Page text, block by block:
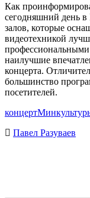
Как
сегодняшний день в
залов, которые
видеотехникой
профессиональными
наилучшие
концерта.
большинство
посетителей.
концерт
Павел Разуваев